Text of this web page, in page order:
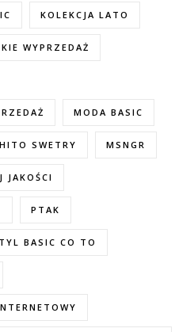
KOLEKCJA LATO
WYPRZEDAŻ
MODA BASIC
SWETRY MSNGR
JAKOŚCI
PTAK
BASIC CO TO